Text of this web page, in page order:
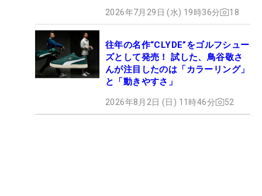
2026年7月29日 (水) 19時36分 18
往年の名作“CLYDE”をゴルフシュー
ズとして発売！ 試した、鳥谷敬さ
んが注目したのは「カラーリング」
と「動きやすさ」
2026年8月2日 (日) 11時46分 52